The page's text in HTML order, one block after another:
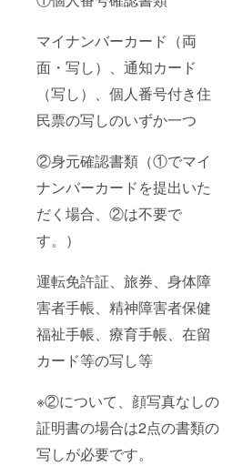
マイナンバーカード（両
面・写し）、通知カード
（写し）、個人番号付き住
民票の写しのいずか一つ
②身元確認書類（①でマイ
ナンバーカードを提出いた
だく場合、②は不要で
す。）
運転免許証、旅券、身体障
害者手帳、精神障害者保健
福祉手帳、療育手帳、在留
カード等の写し等
※②について、顔写真なしの
証明書の場合は2点の書類の
写しが必要です。